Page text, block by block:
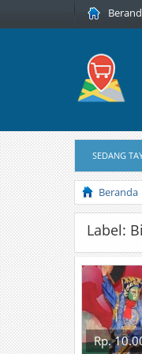
SEDANG
Beranda
Label:
Rp.